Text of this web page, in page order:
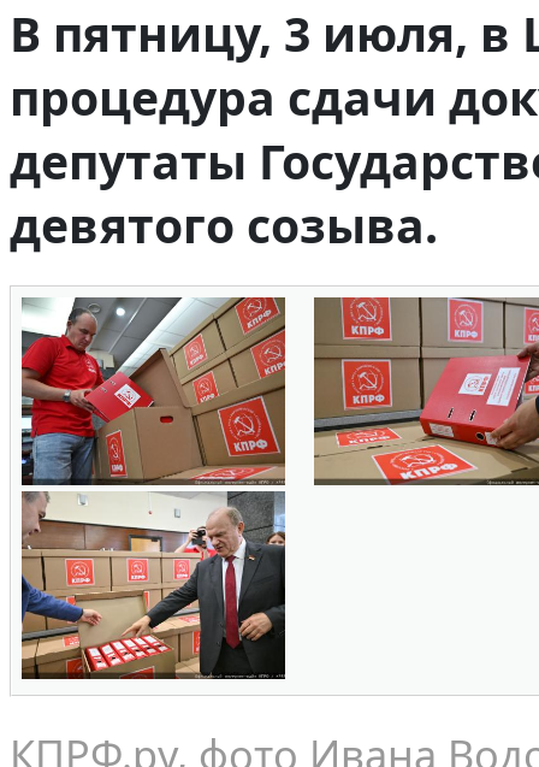
В пятницу, 3 июля,
процедура сдачи
депутаты
девятого созыва.
КПРФ.ру, фото Ивана